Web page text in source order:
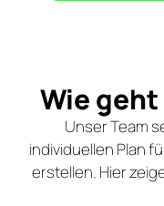
Wie
Unser Team
individuellen Plan
erstellen. Hier